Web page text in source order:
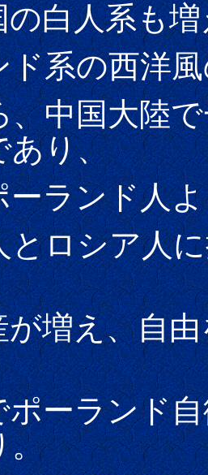
白人系も増
系の西洋風
中国大陸で
あり、
ランド人よ
ロシア人に
増え、自由
ーランド自
。